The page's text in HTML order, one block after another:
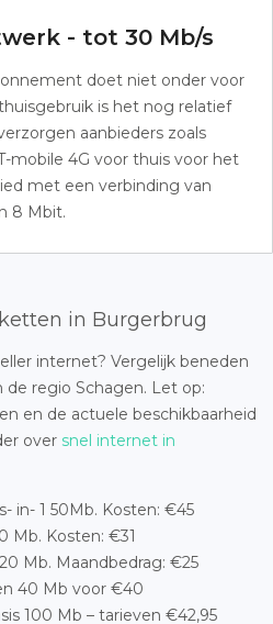
- tot 30 Mb/s
doet niet onder voor
is het nog relatief
aanbieders zoals
mobile 4G voor thuis voor het
met een verbinding van
8 Mbit.
in Burgerbrug
internet? Vergelijk beneden
regio Schagen. Let op:
en de actuele beschikbaarheid
over snel internet in
in- 1 50Mb. Kosten: €45
Mb. Kosten: €31
Mb. Maandbedrag: €25
40 Mb voor €40
100 Mb – tarieven €42,95